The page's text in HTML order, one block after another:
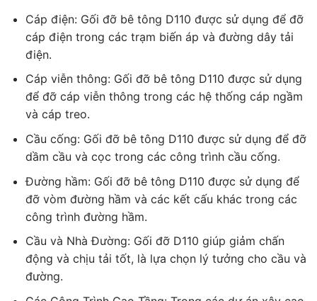
Cáp điện: Gối đỡ bê tông D110 được sử dụng để đỡ
cáp điện trong các trạm biến áp và đường dây tải
điện.
Cáp viễn thông: Gối đỡ bê tông D110 được sử dụng
để đỡ cáp viễn thông trong các hệ thống cáp ngầm
và cáp treo.
Cầu cống: Gối đỡ bê tông D110 được sử dụng để đỡ
dầm cầu và cọc trong các công trình cầu cống.
Đường hầm: Gối đỡ bê tông D110 được sử dụng để
đỡ vòm đường hầm và các kết cấu khác trong các
công trình đường hầm.
Cầu và Nhà Đường: Gối đỡ D110 giúp giảm chấn
động và chịu tải tốt, là lựa chọn lý tưởng cho cầu và
đường.